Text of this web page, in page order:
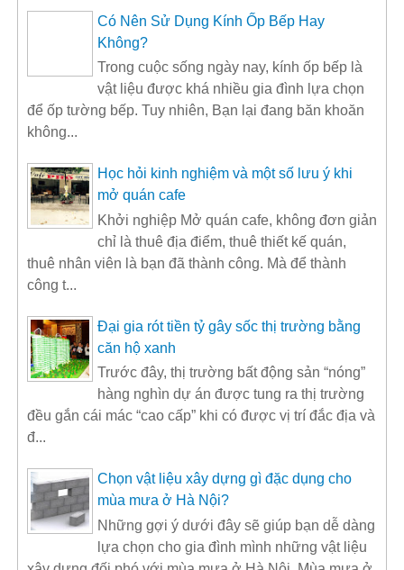
Có Nên Sử Dụng Kính Ốp Bếp Hay
Không?
Trong cuộc sống ngày nay, kính ốp bếp là
vật liệu được khá nhiều gia đình lựa chọn
để ốp tường bếp. Tuy nhiên, Bạn lại đang băn khoăn
không...
Học hỏi kinh nghiệm và một số lưu ý khi
mở quán cafe
Khởi nghiệp Mở quán cafe, không đơn giản
chỉ là thuê địa điểm, thuê thiết kế quán,
thuê nhân viên là bạn đã thành công. Mà để thành
công t...
Đại gia rót tiền tỷ gây sốc thị trường bằng
căn hộ xanh
Trước đây, thị trường bất động sản “nóng”
hàng nghìn dự án được tung ra thị trường
đều gắn cái mác “cao cấp” khi có được vị trí đắc địa và
đ...
Chọn vật liệu xây dựng gì đặc dụng cho
mùa mưa ở Hà Nội?
Những gợi ý dưới đây sẽ giúp bạn dễ dàng
lựa chọn cho gia đình mình những vật liệu